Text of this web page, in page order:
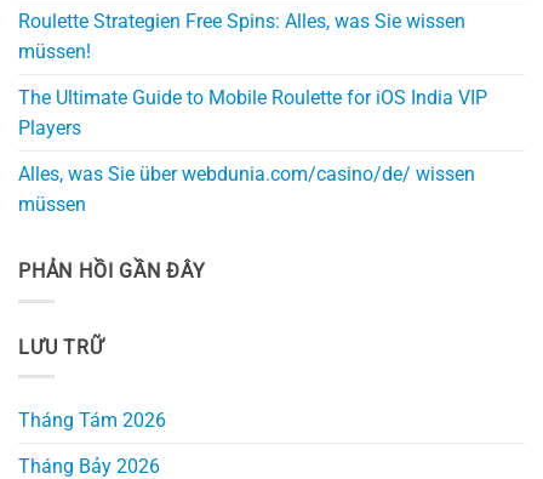
Roulette Strategien Free Spins: Alles, was Sie wissen
müssen!
The Ultimate Guide to Mobile Roulette for iOS India VIP
Players
Alles, was Sie über webdunia.com/casino/de/ wissen
müssen
PHẢN HỒI GẦN ĐÂY
LƯU TRỮ
Tháng Tám 2026
Tháng Bảy 2026